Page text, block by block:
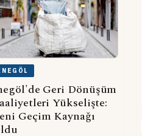
Geri Dönüşüm
Yükselişte:
Geçim Kaynağı